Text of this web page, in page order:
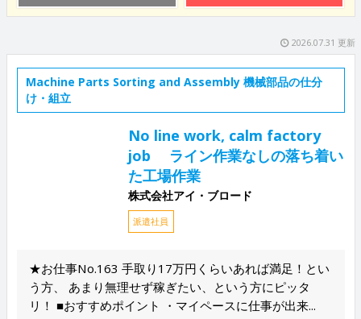
2026.07.31 更新
Machine Parts Sorting and Assembly 機械部品の仕分
け・組立
No line work, calm factory
job ライン作業なしの落ち着い
た工場作業
株式会社アイ・ブロード
派遣社員
★お仕事No.163 手取り17万円くらいあれば満足！とい
う方、 あまり無理せず稼ぎたい、という方にピッタ
リ！ ■おすすめポイント ・マイペースに仕事が出来...